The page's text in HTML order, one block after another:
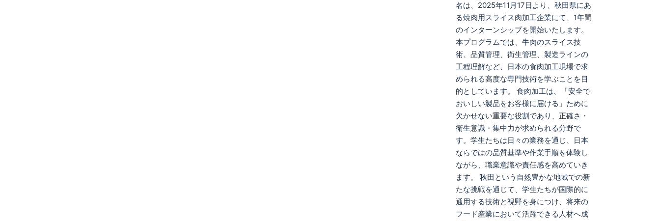
名は、2025年11月17日より、秋田県にあ
る焼肉用スライス肉加工企業にて、1年間
のインターンシップを開始いたします。
本プログラムでは、牛肉のスライス技
術、品質管理、衛生管理、製造ラインの
工程理解など、日本の食肉加工現場で求
められる高度な専門技術を学ぶことを目
的としています。 食肉加工は、「安全で
おいしい製品をお客様に届ける」ために
欠かせない重要な役割であり、正確さ・
衛生意識・集中力が求められる分野で
す。学生たちは日々の業務を通じ、日本
ならではの品質基準や作業手順を体験し
ながら、職業意識や責任感を高めていき
ます。 秋田という自然豊かな地域での新
たな挑戦を通じて、学生たちが国際的に
通用する技術と視野を身につけ、将来の
フード産業において活躍できる人材へ成